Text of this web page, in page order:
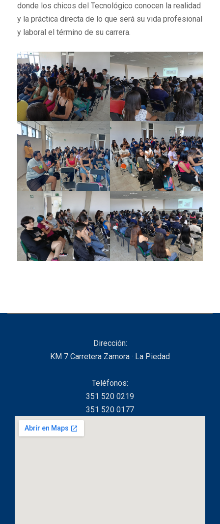
donde los chicos del Tecnológico conocen la realidad
y la práctica directa de lo que será su vida profesional
y laboral el término de su carrera.
Dirección:
KM 7 Carretera Zamora · La Piedad
Teléfonos:
351 520 0219
351 520 0177